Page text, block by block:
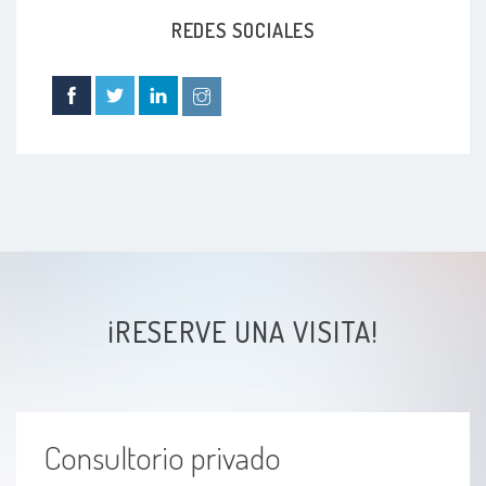
17(13), 4686.
Infidelidad
REDES SOCIALES
¡RESERVE UNA VISITA!
Consultorio privado